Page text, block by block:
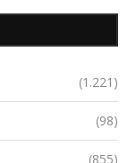
(1.221)
(98)
(855)